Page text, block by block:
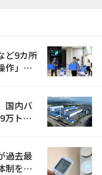
ど9カ所
作」の
国内バ
万トン
過去最
制を点